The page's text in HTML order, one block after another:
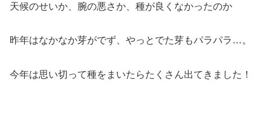
天候のせいか、腕の悪さか、種が良くなかったのか
昨年はなかなか芽がでず、やっとでた芽もパラパラ…。
今年は思い切って種をまいたらたくさん出てきました！